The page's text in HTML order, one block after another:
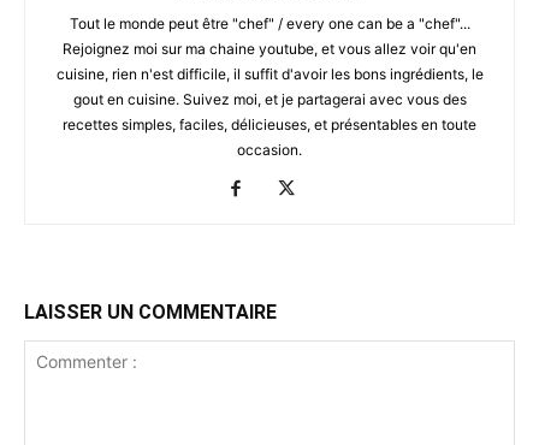
Tout le monde peut être "chef" / every one can be a "chef"...
Rejoignez moi sur ma chaine youtube, et vous allez voir qu'en
cuisine, rien n'est difficile, il suffit d'avoir les bons ingrédients, le
gout en cuisine. Suivez moi, et je partagerai avec vous des
recettes simples, faciles, délicieuses, et présentables en toute
occasion.
LAISSER UN COMMENTAIRE